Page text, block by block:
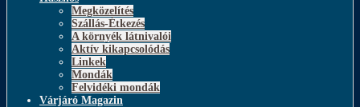
Megközelítés
Szállás-Étkezés
A környék látnivalói
Aktív kikapcsolódás
Linkek
Mondák
Felvidéki mondák
Várjáró Magazin